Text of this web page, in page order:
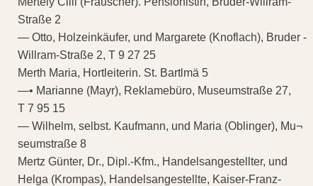
Straße 2
— Otto, Holzeinkäufer, und Margarete (Knoflach), Bruder -
Willram-Straße 2, T 9 27 25
Merth Maria, Hortleiterin. St. Bartlmä 5
—• Marianne (Mayr), Reklamebüro, Museumstraße 27,
T 7 95 15
— Wilhelm, selbst. Kaufmann, und Maria (Oblinger), Mu¬
seumstraße 8
Mertz Günter, Dr., Dipl.-Kfm., Handelsangestellter, und
Helga (Krompas), Handelsangestellte, Kaiser-Franz-